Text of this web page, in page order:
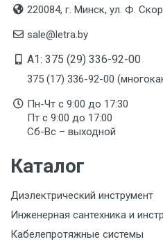
220084, г. Минск, ул. Ф.
sale@letra.by
A1: 375 (29) 336-92-00
375 (17) 336-92-00
Пн-Чт с 9:00 до 17:30
Пт с 9:00 до 17:00
Сб-Вс – выходной
Каталог
Диэлектрический инструмент
Инженерная сантехника и
Кабелепротяжные системы